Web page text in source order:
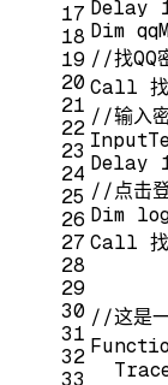
17
18
19
20
21
22
23
24
25
26
27
28
29
30
31
32
33
Delay
Dim
//找QQ
Call 找
//输入
Delay
//点击
Dim
Call
//这是一